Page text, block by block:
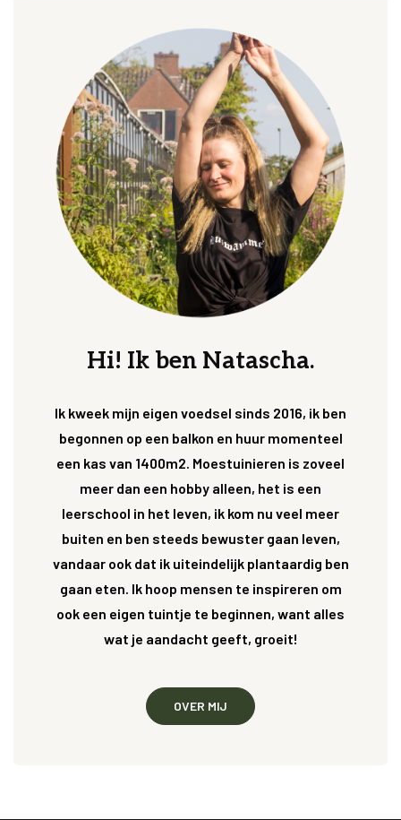
Hi! Ik ben Natascha.
Ik kweek mijn eigen voedsel sinds 2016, ik ben
begonnen op een balkon en huur momenteel
een kas van 1400m2. Moestuinieren is zoveel
meer dan een hobby alleen, het is een
leerschool in het leven, ik kom nu veel meer
buiten en ben steeds bewuster gaan leven,
vandaar ook dat ik uiteindelijk plantaardig ben
gaan eten. Ik hoop mensen te inspireren om
ook een eigen tuintje te beginnen, want alles
wat je aandacht geeft, groeit!
OVER MIJ